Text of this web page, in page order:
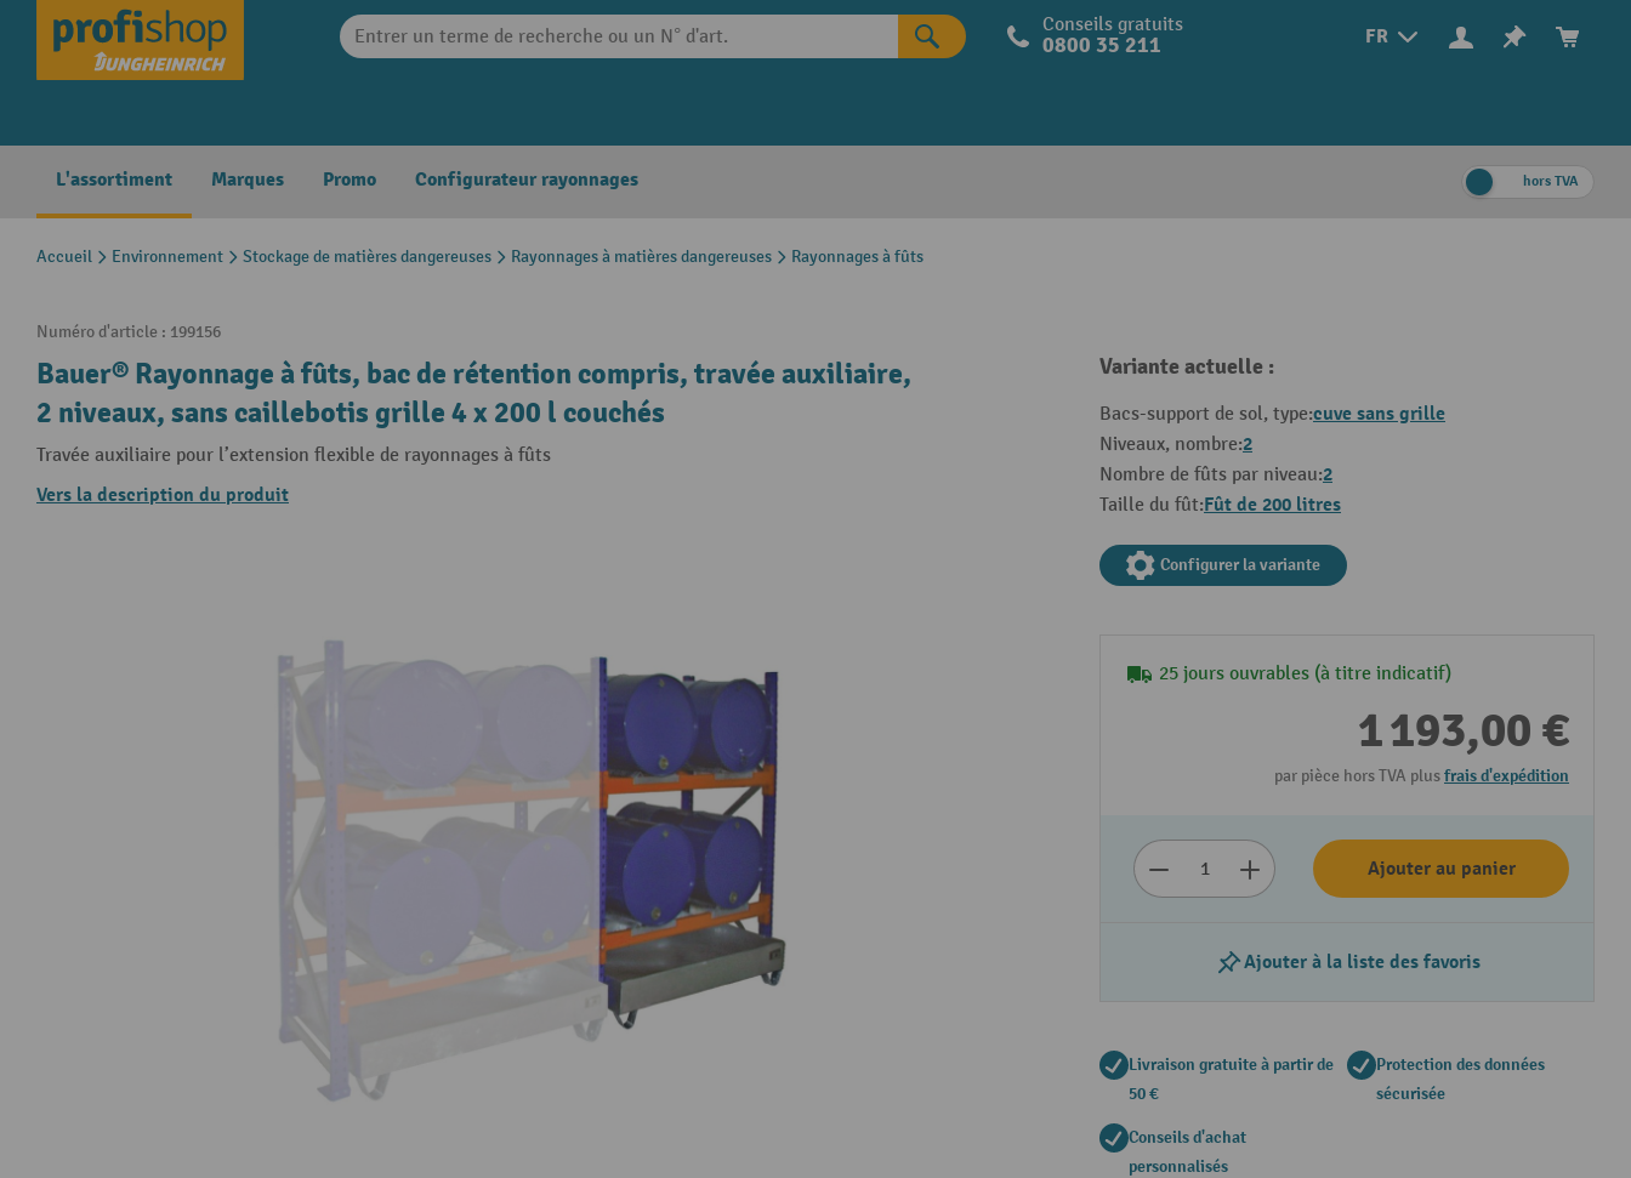
Skip to main navigation FR
Conseils gratuits
0800 35 211
L'assortiment Marques Promo Configurateur rayonnages hors TVA
Accueil Environnement Stockage de matières dangereuses Rayonnages à matières dangereuses Rayonnages à fûts
Numéro d'article : 199156
Bauer® Rayonnage à fûts, bac de rétention compris, travée auxiliaire,
2 niveaux, sans caillebotis grille 4 x 200 l couchés
Travée auxiliaire pour l’extension flexible de rayonnages à fûts
Vers la description du produit
Variante actuelle :
Bacs-support de sol, type:cuve sans grille
Niveaux, nombre:2
Nombre de fûts par niveau:2
Taille du fût:Fût de 200 litres
Configurer la variante
25 jours ouvrables (à titre indicatif)
1 193,00 €
par pièce hors TVA plusfrais d'expédition
Ajouter au panier
Ajouter à la liste des favoris
Livraison gratuite à partir de
50 €
Protection des données
sécurisée
Conseils d'achat
personnalisés